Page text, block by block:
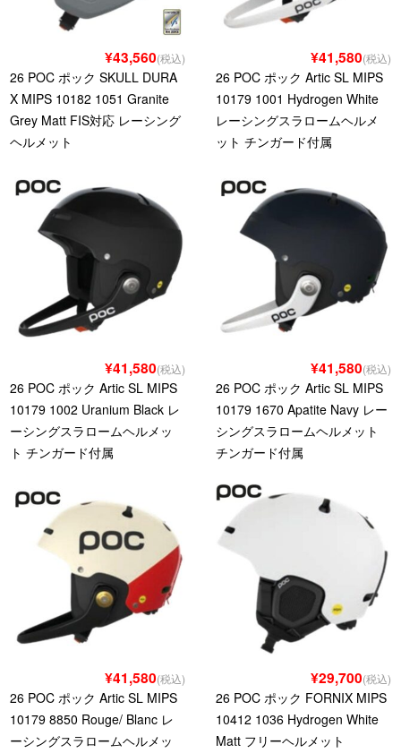
¥43,560(税込)
26 POC ポック SKULL DURA
X MIPS 10182 1051 Granite
Grey Matt FIS対応 レーシング
ヘルメット
¥41,580(税込)
26 POC ポック Artic SL MIPS
10179 1001 Hydrogen White
レーシングスラロームヘルメ
ット チンガード付属
¥41,580(税込)
26 POC ポック Artic SL MIPS
10179 1002 Uranium Black レ
ーシングスラロームヘルメッ
ト チンガード付属
¥41,580(税込)
26 POC ポック Artic SL MIPS
10179 1670 Apatite Navy レー
シングスラロームヘルメット
チンガード付属
¥41,580(税込)
26 POC ポック Artic SL MIPS
10179 8850 Rouge/ Blanc レ
ーシングスラロームヘルメッ
¥29,700(税込)
26 POC ポック FORNIX MIPS
10412 1036 Hydrogen White
Matt フリーヘルメット